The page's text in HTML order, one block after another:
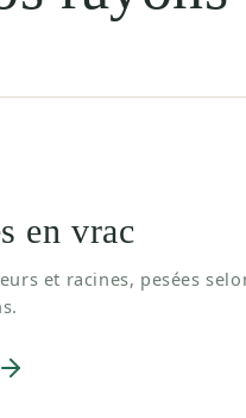
en vrac
et racines, pesées